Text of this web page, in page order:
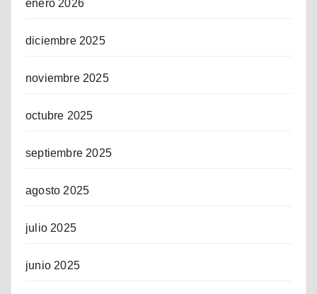
enero 2026
diciembre 2025
noviembre 2025
octubre 2025
septiembre 2025
agosto 2025
julio 2025
junio 2025